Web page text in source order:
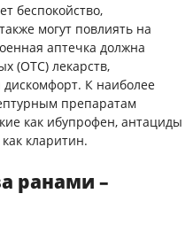
беспокойство,
могут повлиять на
аптечка должна
(OTC) лекарств,
К наиболее
препаратам
как ибупрофен, антациды
кларитин.
ранами –